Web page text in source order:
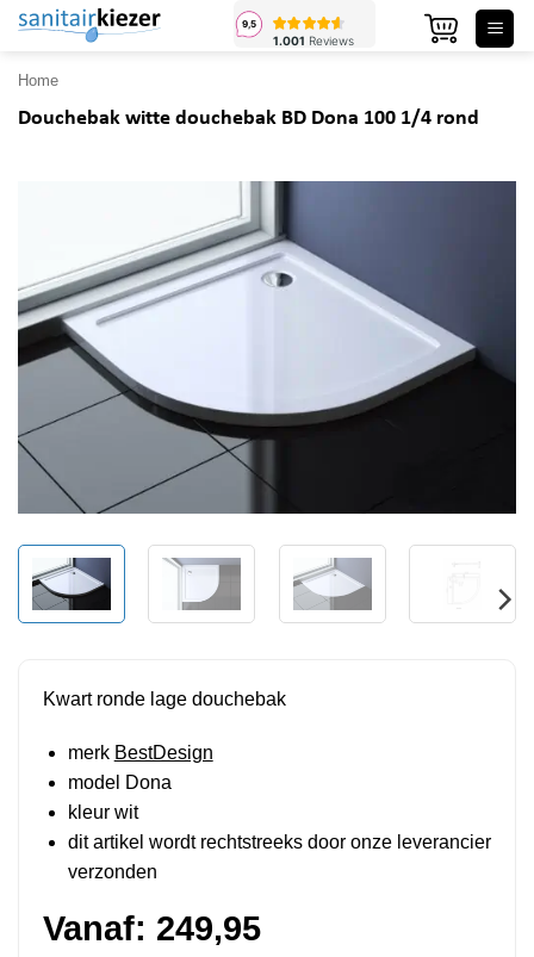
Ga
inhoud
Home
Douchebak witte douchebak BD Dona 100 1/4 rond
Kwart ronde lage douchebak
merk BestDesign
model Dona
kleur wit
dit artikel wordt rechtstreeks door onze leverancier
verzonden
Vanaf: 249,95